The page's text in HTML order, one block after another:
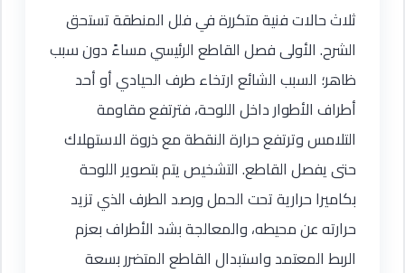
ثلاث حالات فنية متكررة في فلل المنطقة تستحق
الشرح. الأولى فصل القاطع الرئيسي مساءً دون سبب
ظاهر؛ السبب الشائع ارتخاء طرف الحيادي أو أحد
أطراف الأطوار داخل اللوحة، فترتفع مقاومة
التلامس وترتفع حرارة النقطة مع ذروة الاستهلاك
حتى يفصل القاطع. التشخيص يتم بتصوير اللوحة
بكاميرا حرارية تحت الحمل ورصد الطرف الذي تزيد
حرارته عن محيطه، والمعالجة بشد الأطراف بعزم
الربط المعتمد واستبدال القاطع المتضرر بسعة